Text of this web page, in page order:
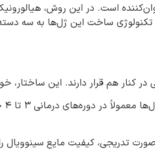
است. در این روش،
ساخت این ژل‌ها به سه
کنار هم قرار دارند. این
تدریجی، کیفیت مایع سینوویال